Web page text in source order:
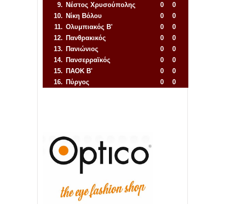
9. Νέστος Χρυσούπολης 0
0
10. Νίκη Βόλου 0
0
11. Ολυμπιακός Β' 0
0
12. Πανθρακικός 0
0
13. Πανιώνιος 0
0
14. Πανσερραϊκός 0
0
15. ΠΑΟΚ Β' 0
0
16. Πύργος 0
0